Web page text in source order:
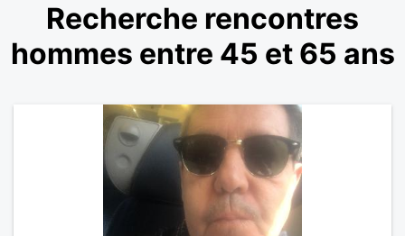
Recherche rencontres
hommes entre 45 et 65 ans